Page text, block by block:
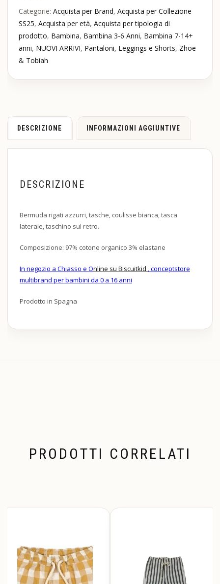
Categorie: Acquista per Brand, Acquista per Collezione
SS25, Acquista per età, Acquista per tipologia di
prodotto, Bambina, Bambina 3-6 Anni, Bambina 7-14+
anni, NUOVI ARRIVI, Pantaloni, Leggings e Shorts, Zhoe
& Tobiah
DESCRIZIONE INFORMAZIONI AGGIUNTIVE
DESCRIZIONE
Bermuda rigati azzurri, tasche, coulisse bianca, tasca
laterale, taschino sul retro.
Composizione: 97% cotone organico 3% elastane
In negozio a Chiasso e Online su Biscuitkid , conceptstore
multibrand per bambini da 0 a 16 anni
Prodotto in Spagna
PRODOTTI CORRELATI